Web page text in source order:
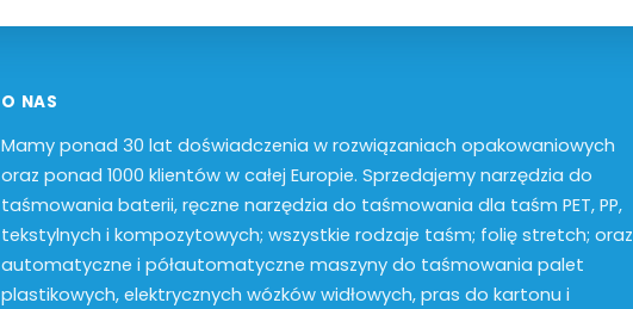
O NAS
Mamy ponad 30 lat doświadczenia w rozwiązaniach opakowaniowych
oraz ponad 1000 klientów w całej Europie. Sprzedajemy narzędzia do
taśmowania baterii, ręczne narzędzia do taśmowania dla taśm PET, PP,
tekstylnych i kompozytowych; wszystkie rodzaje taśm; folię stretch; oraz
automatyczne i półautomatyczne maszyny do taśmowania palet
plastikowych, elektrycznych wózków widłowych, pras do kartonu i